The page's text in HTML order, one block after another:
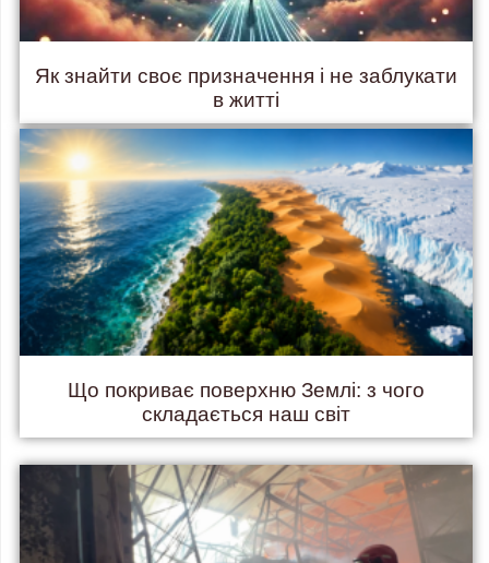
Як знайти своє призначення і не заблукати
в житті
Що покриває поверхню Землі: з чого
складається наш світ